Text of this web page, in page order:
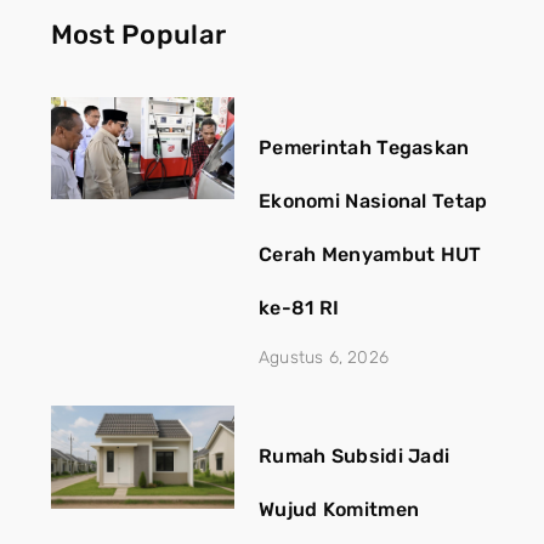
Most Popular
Pemerintah Tegaskan
Ekonomi Nasional Tetap
Cerah Menyambut HUT
ke-81 RI
Agustus 6, 2026
Rumah Subsidi Jadi
Wujud Komitmen